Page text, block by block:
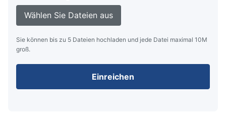
Wählen Sie Dateien aus
Sie können bis zu 5 Dateien hochladen und jede Datei maximal 10M
groß.
Einreichen